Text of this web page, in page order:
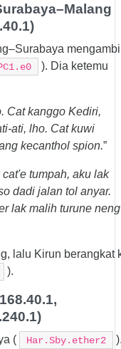
). Dia ketemu
Cat kanggo Kediri,
ati, lho. Cat kuwi
kecanthol spion.”
tumpah, aku lak
dadi jalan tol anyar.
lak malih turune neng
lalu Kirun berangkat
).
( Har.Sby.ether2